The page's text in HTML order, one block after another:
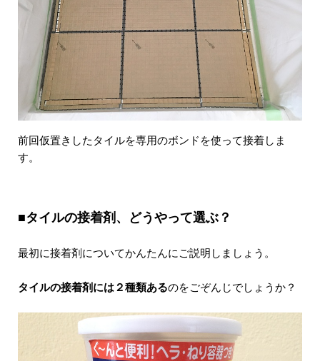
前回仮置きしたタイルを専用のボンドを使って接着しま
す。
■タイルの接着剤、どうやって選ぶ？
最初に接着剤についてかんたんにご説明しましょう。
タイルの接着剤には２種類あるのをごぞんじでしょうか？